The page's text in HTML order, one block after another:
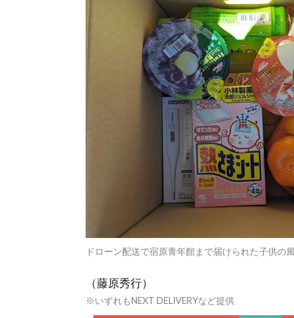
ドローン配送で宿原青年館まで届けられた子供
（藤原秀行）
※いずれもNEXT DELIVERYなど提供